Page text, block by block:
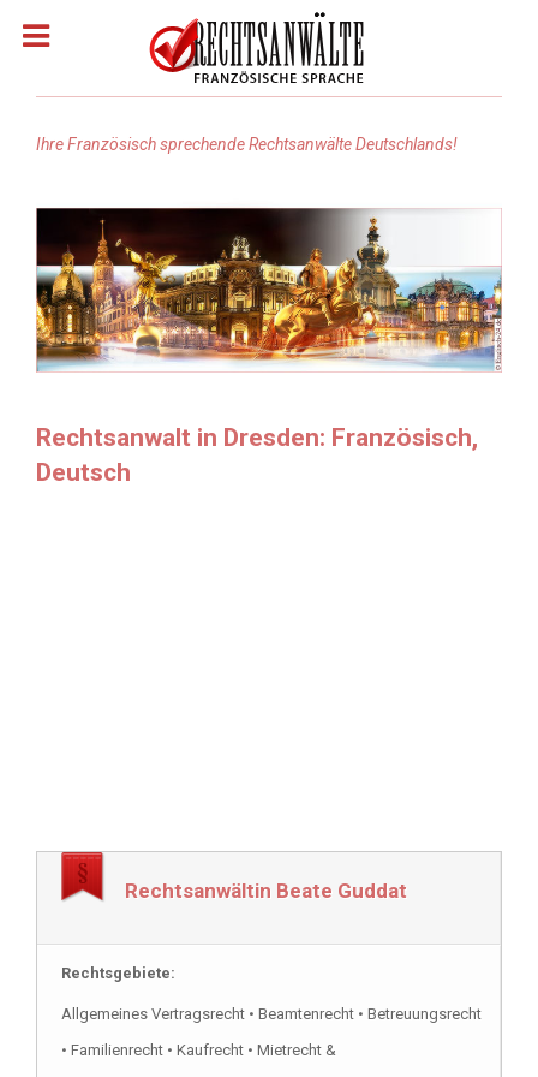
Homepage
Rechtsanwälte: Französisch
Rechtsanwälte: Arabisch
Rechtsanwälte: Türkisch
Ihre Französisch sprechende Rechtsanwälte Deutschlands!
Rechtsanwalt in Dresden: Französisch,
Deutsch
Rechtsanwältin Beate Guddat
Rechtsgebiete:
Allgemeines Vertragsrecht • Beamtenrecht • Betreuungsrecht
• Familienrecht • Kaufrecht • Mietrecht &